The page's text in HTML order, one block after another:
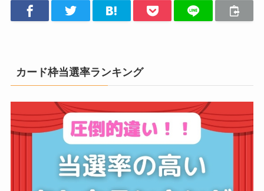
カード枠当選率ランキング